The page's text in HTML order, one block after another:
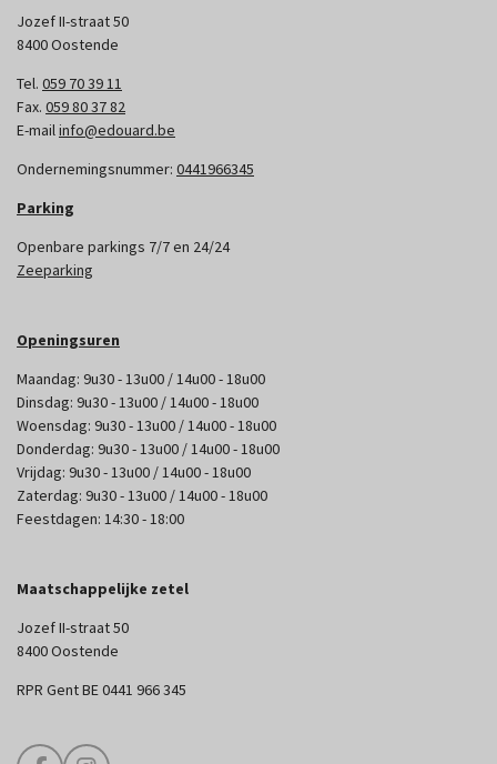
Jozef II-straat 50
8400 Oostende
Tel. 059 70 39 11
Fax. 059 80 37 82
E-mailinfo@edouard.be
Ondernemingsnummer: 0441966345
Parking
Openbare parkings 7/7 en 24/24
Zeeparking
Openingsuren
Maandag: 9u30 - 13u00 / 14u00 - 18u00
Dinsdag: 9u30 - 13u00 / 14u00 - 18u00
Woensdag: 9u30 - 13u00 / 14u00 - 18u00
Donderdag: 9u30 - 13u00 / 14u00 - 18u00
Vrijdag: 9u30 - 13u00 / 14u00 - 18u00
Zaterdag: 9u30 - 13u00 / 14u00 - 18u00
Feestdagen: 14:30 - 18:00
Maatschappelijke zetel
Jozef II-straat 50
8400 Oostende
RPR Gent BE 0441 966 345